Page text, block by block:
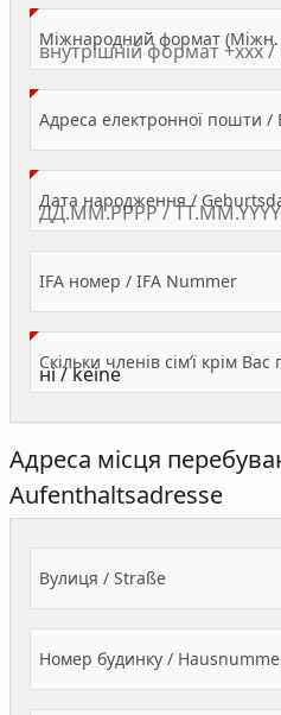
Адреса електронної пошти /
Дата народження /
IFA номер / IFA Nummer
Адреса місця
Aufenthaltsadresse
Вулиця / Straße
Номер будинку /